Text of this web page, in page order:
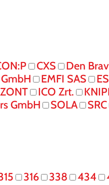
CXS Den
EMFI SAS
ICO Zrt.
GmbH SOLA SRC
316 338 434